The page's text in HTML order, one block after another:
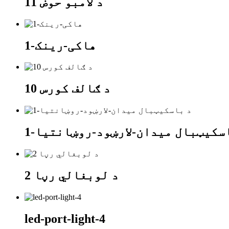
هاکی-رینک-1
د ګالف کورس 10
میدان-لارښود-روښانتیا-1
د لوبغالي رڼا 2
led-port-light-4